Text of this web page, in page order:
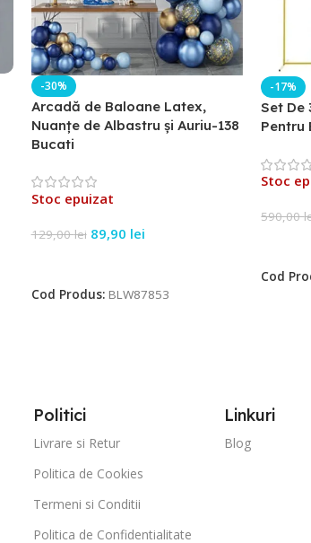
-30%
Arcadă de Baloane Latex,
Nuanțe de Albastru și Auriu-138
Bucati
Stoc epuizat
129,00lei 89,90 lei
Cod Produs: BLW87853
-17%
Set De
Pentru
Stoc
590,00
Cod
Politici
Livrare si Retur
Politica de Cookies
Termeni si Conditii
Politica de Confidentialitate
Linkuri
Blog